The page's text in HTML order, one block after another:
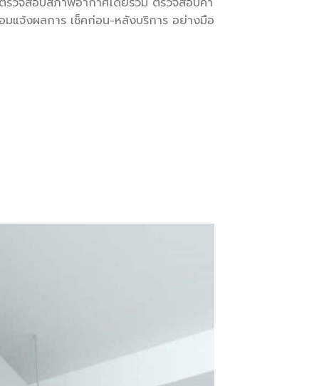
แจ้งผลการ เช็คก่อน-หลังบริการ อย่างมือ